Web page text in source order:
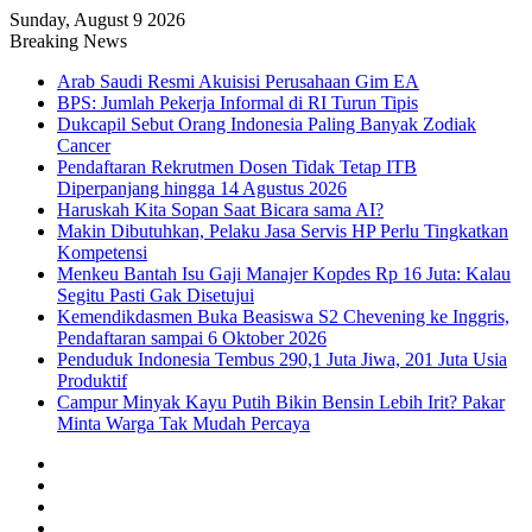
Sunday, August 9 2026
Breaking News
Arab Saudi Resmi Akuisisi Perusahaan Gim EA
BPS: Jumlah Pekerja Informal di RI Turun Tipis
Dukcapil Sebut Orang Indonesia Paling Banyak Zodiak
Cancer
Pendaftaran Rekrutmen Dosen Tidak Tetap ITB
Diperpanjang hingga 14 Agustus 2026
Haruskah Kita Sopan Saat Bicara sama AI?
Makin Dibutuhkan, Pelaku Jasa Servis HP Perlu Tingkatkan
Kompetensi
Menkeu Bantah Isu Gaji Manajer Kopdes Rp 16 Juta: Kalau
Segitu Pasti Gak Disetujui
Kemendikdasmen Buka Beasiswa S2 Chevening ke Inggris,
Pendaftaran sampai 6 Oktober 2026
Penduduk Indonesia Tembus 290,1 Juta Jiwa, 201 Juta Usia
Produktif
Campur Minyak Kayu Putih Bikin Bensin Lebih Irit? Pakar
Minta Warga Tak Mudah Percaya